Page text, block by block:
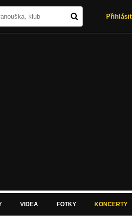
Přihlásit
VIDEA FOTKY KONCERTY